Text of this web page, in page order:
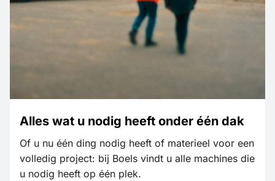
Alles wat u nodig heeft onder één dak
Of u nu één ding nodig heeft of materieel voor een
volledig project: bij Boels vindt u alle machines die
u nodig heeft op één plek.